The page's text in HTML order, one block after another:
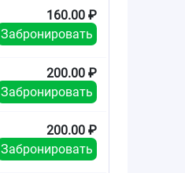
160.00 ₽
Забронировать
200.00 ₽
Забронировать
200.00 ₽
Забронировать